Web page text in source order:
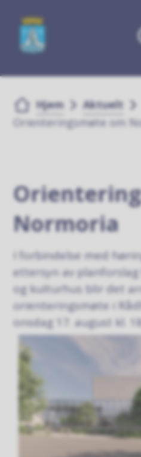
Forsiden
Du er her:
Hjem
Aktuelt
Orienteringsmøte om
Normoria
I forbindelse med
ettersyn av
og kulturhus blir det
orienteringsmøte i
onsdag 17. august kl.